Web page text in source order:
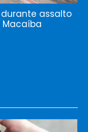
assalto
Macaíba